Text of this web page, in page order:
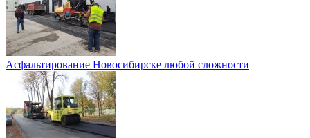
Асфальтирование Новосибирске любой сложности